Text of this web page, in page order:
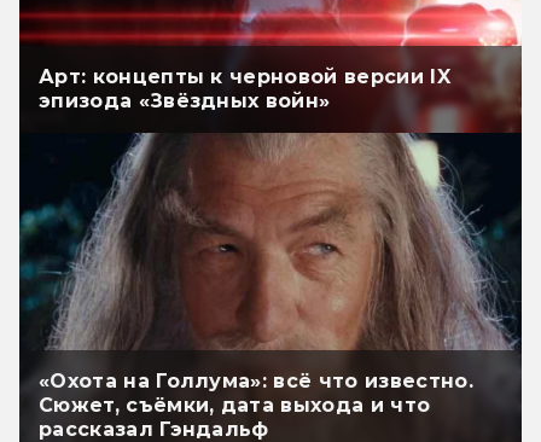
Арт: концепты к черновой версии IX
эпизода «Звёздных войн»
«Охота на Голлума»: всё что известно.
Сюжет, съёмки, дата выхода и что
рассказал Гэндальф